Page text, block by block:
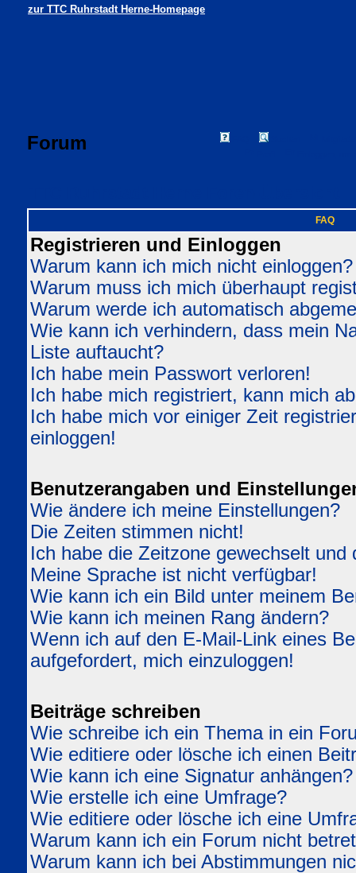
zur TTC Ruhrstadt Herne-Homepage
Forum
FAQ
Registrieren und Einloggen
Warum kann ich mich nicht einloggen?
Warum muss ich mich überhaupt
Warum werde ich automatisch
Wie kann ich verhindern, dass mein
Liste auftaucht?
Ich habe mein Passwort verloren!
Ich habe mich registriert, kann mich
Ich habe mich vor einiger Zeit
einloggen!
Benutzerangaben und
Wie ändere ich meine Einstellungen?
Die Zeiten stimmen nicht!
Ich habe die Zeitzone gewechselt
Meine Sprache ist nicht verfügbar!
Wie kann ich ein Bild unter meinem
Wie kann ich meinen Rang ändern?
Wenn ich auf den E-Mail-Link eines
aufgefordert, mich einzuloggen!
Beiträge schreiben
Wie schreibe ich ein Thema in ein
Wie editiere oder lösche ich einen
Wie kann ich eine Signatur anhängen?
Wie erstelle ich eine Umfrage?
Wie editiere oder lösche ich eine
Warum kann ich ein Forum nicht
Warum kann ich bei Abstimmungen